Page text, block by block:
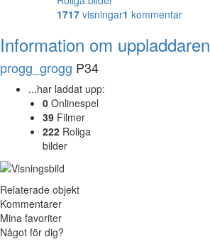
1717 visningar1 kommentar
Information om uppladdaren
progg_grogg P34
...har laddat upp:
0 Onlinespel
39 Filmer
222 Roliga
bilder
Relaterade objekt
Kommentarer
Mina favoriter
Något för dig?